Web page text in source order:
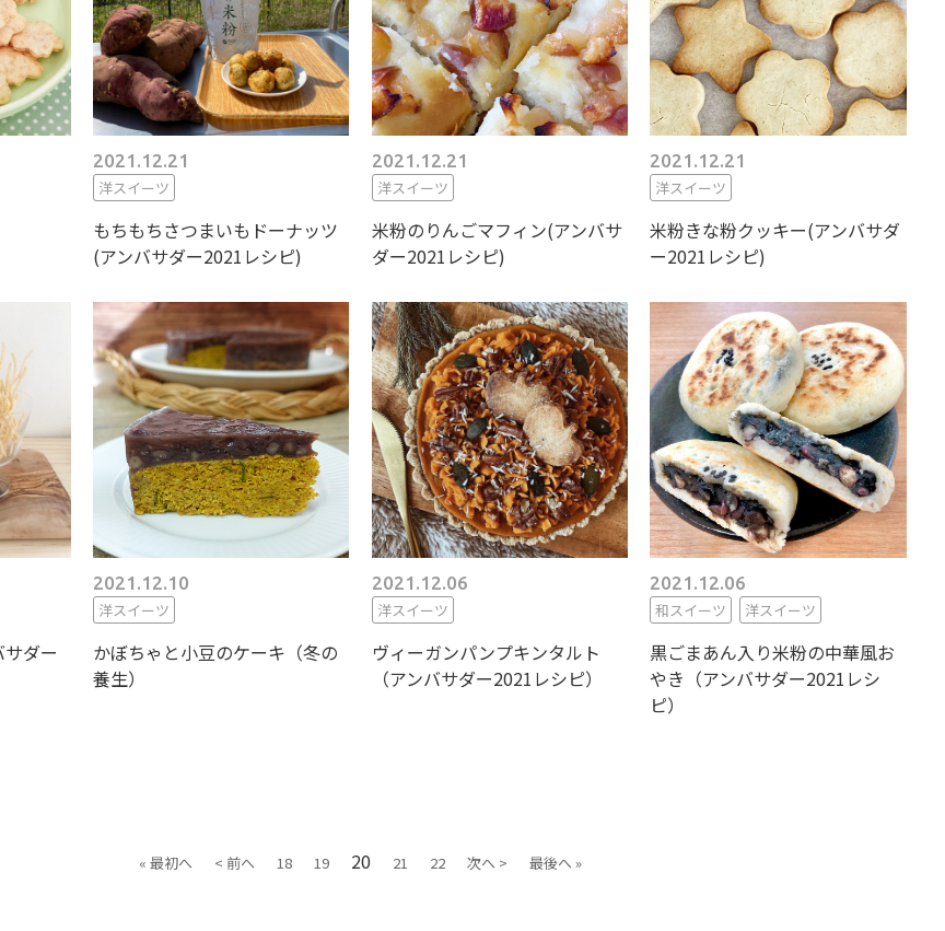
2021.12.21
洋スイーツ
もちもちさつまいもドーナッツ
(アンバサダー2021レシピ)
2021.12.21
洋スイーツ
米粉のりんごマフィン(アンバサ
ダー2021レシピ)
2021.12.21
洋スイーツ
米粉きな粉クッキー(アンバサダ
ー2021レシピ)
ダー
2021.12.10
洋スイーツ
かぼちゃと小豆のケーキ（冬の
養生）
2021.12.06
洋スイーツ
ヴィーガンパンプキンタルト
（アンバサダー2021レシピ）
2021.12.06
和スイーツ
洋スイーツ
黒ごまあん入り米粉の中華風お
やき（アンバサダー2021レシ
ピ）
« 最初へ < 前へ 18 19 20 21 22 次へ > 最後へ »